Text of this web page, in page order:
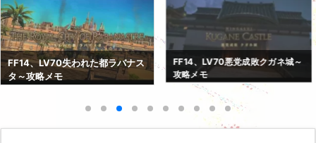
FF14、LV70失われた都ラバナス
タ～攻略メモ
FF14、LV70悪党成敗クガネ城～
攻略メモ